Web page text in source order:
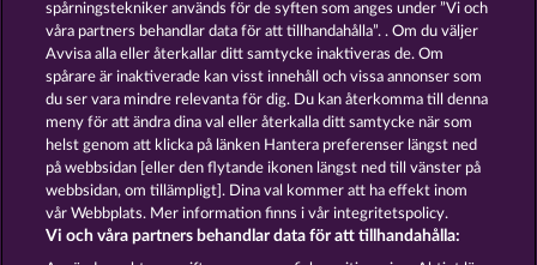
SUPER PIGGY COINS ROMAN LEGION
Användarvillkor Sekretesspolicy Avtryck
Om Företaget FAQ Partnerprogram
Facebook
spårningstekniker används för de syften som anges under ”Vi och
våra partners behandlar data för att tillhandahålla”. . Om du väljer
Avvisa alla eller återkallar ditt samtycke inaktiveras de. Om
spårare är inaktiverade kan visst innehåll och vissa annonser som
du ser vara mindre relevanta för dig. Du kan återkomma till denna
meny för att ändra dina val eller återkalla ditt samtycke när som
helst genom att klicka på länken Hantera preferenser längst ned
på webbsidan [eller den flytande ikonen längst ned till vänster på
webbsidan, om tillämpligt]. Dina val kommer att ha effekt inom
vår Webbplats. Mer information finns i vår integritetspolicy.
Vi och våra partners behandlar data för att tillhandahålla: